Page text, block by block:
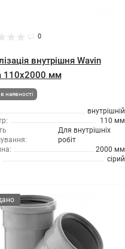
0
внутрішня Wavin
110x2000 мм
наявності
внутрішній
110 мм
Для внутрішніх
робіт
2000 мм
сірий